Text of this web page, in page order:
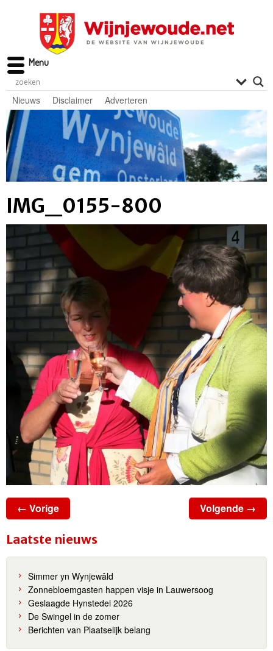
Nieuws Disclaimer Adverteren
IMG_0155-800
← Vorige Volgende →
Laatste nieuws
Simmer yn Wynjewâld
Zonnebloemgasten happen visje in Lauwersoog
Geslaagde Hynstedei 2026
De Swingel in de zomer
Berichten van Plaatselijk belang
Menu